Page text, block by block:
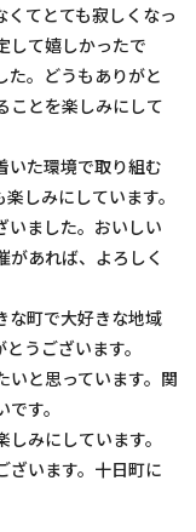
くてとても寂しくなっ
して嬉しかったで
た。どうもありがと
ことを楽しみにして
いた環境で取り組む
しみにしています。
いました。おいしい
があれば、よろしく
な町で大好きな地域
うございます。
いと思っています。関
す。
みにしています。
ざいます。十日町に